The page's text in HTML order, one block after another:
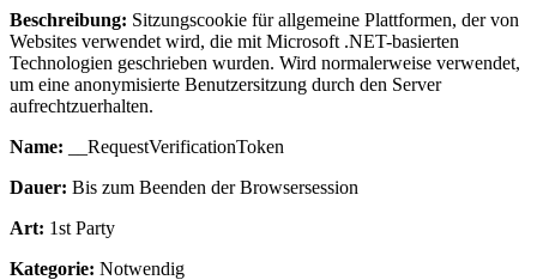
Beschreibung: Sitzungscookie für allgemeine Plattformen, der von
Websites verwendet wird, die mit Microsoft .NET-basierten
Technologien geschrieben wurden. Wird normalerweise verwendet,
um eine anonymisierte Benutzersitzung durch den Server
aufrechtzuerhalten.
Name: __RequestVerificationToken
Dauer: Bis zum Beenden der Browsersession
Art: 1st Party
Kategorie: Notwendig